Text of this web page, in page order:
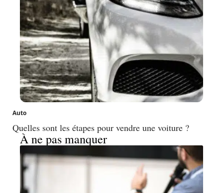
Auto
Quelles sont les étapes pour vendre une voiture ?
À ne pas manquer